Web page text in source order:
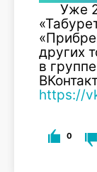
Уже
других
в
https://
0